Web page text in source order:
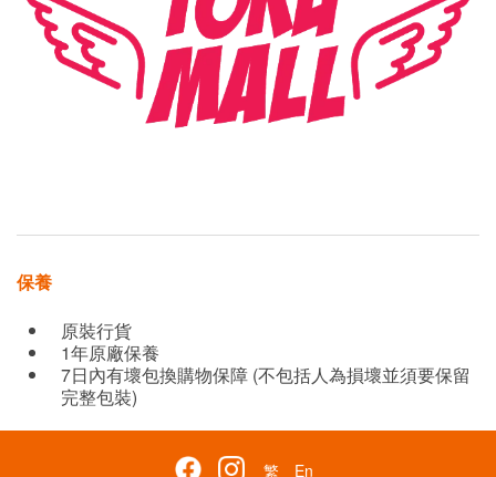
保養
原裝行貨
1年原廠保養
7日內有壞包換購物保障 (不包括人為損壞並須要保留
完整包裝)
繁 En